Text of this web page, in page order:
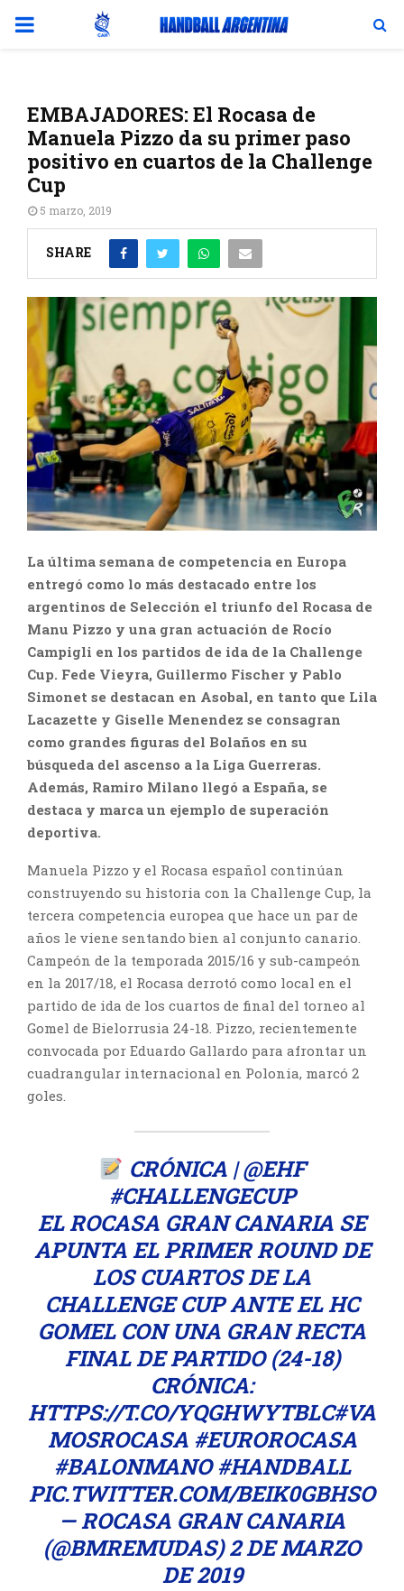
PRIMARY
EMBAJADORES: El Rocasa de
Manuela Pizzo da su primer paso
positivo en cuartos de la Challenge
Cup
5 marzo, 2019
SHARE
La última semana de competencia en Europa
entregó como lo más destacado entre los
argentinos de Selección el triunfo del Rocasa de
Manu Pizzo y una gran actuación de Rocío
Campigli en los partidos de ida de la Challenge
Cup. Fede Vieyra, Guillermo Fischer y Pablo
Simonet se destacan en Asobal, en tanto que Lila
Lacazette y Giselle Menendez se consagran
como grandes figuras del Bolaños en su
búsqueda del ascenso a la Liga Guerreras.
Además, Ramiro Milano llegó a España, se
destaca y marca un ejemplo de superación
deportiva.
Manuela Pizzo y el Rocasa español continúan
construyendo su historia con la Challenge Cup, la
tercera competencia europea que hace un par de
años le viene sentando bien al conjunto canario.
Campeón de la temporada 2015/16 y sub-campeón
en la 2017/18, el Rocasa derrotó como local en el
partido de ida de los cuartos de final del torneo al
Gomel de Bielorrusia 24-18. Pizzo, recientemente
convocada por Eduardo Gallardo para afrontar un
cuadrangular internacional en Polonia, marcó 2
goles.
CRÓNICA |@EHF
#CHALLENGECUP
EL ROCASA GRAN CANARIA SE
APUNTA EL PRIMER ROUND DE
LOS CUARTOS DE LA
CHALLENGE CUP ANTE EL HC
GOMEL CON UNA GRAN RECTA
FINAL DE PARTIDO (24-18)
CRÓNICA:
HTTPS://T.CO/YQGHWYTBLC#VA
MOSROCASA #EUROROCASA
#BALONMANO #HANDBALL
PIC.TWITTER.COM/BEIK0GBHSO
— ROCASA GRAN CANARIA
(@BMREMUDAS)2 DE MARZO
DE 2019